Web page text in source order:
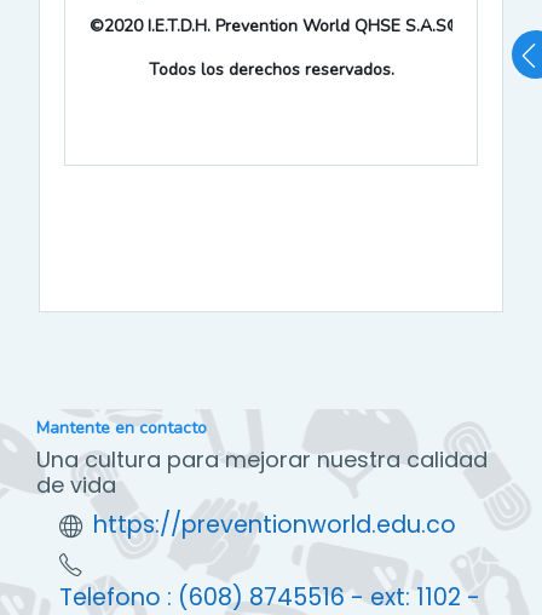
©2020 I.E.T.D.H. Prevention World QHSE S.A.S®.
Todos los derechos reservados.
Mantente en contacto
Una cultura para mejorar nuestra calidad
de vida
https://preventionworld.edu.co
Telefono : (608) 8745516 - ext: 1102 -